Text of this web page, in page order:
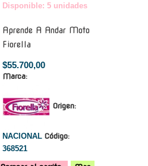
Disponible: 5 unidades
Aprende A Andar Moto
Fiorella
$55.700,00
Marca:
Origen:
NACIONAL Código:
368521